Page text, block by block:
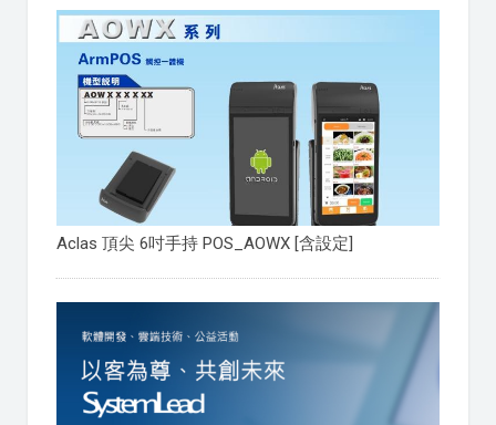
Aclas 頂尖 6吋手持 POS_AOWX [含設定]